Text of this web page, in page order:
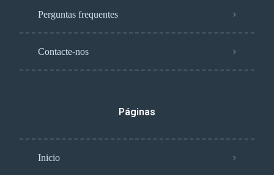
Perguntas frequentes
Contacte-nos
Páginas
Inicio